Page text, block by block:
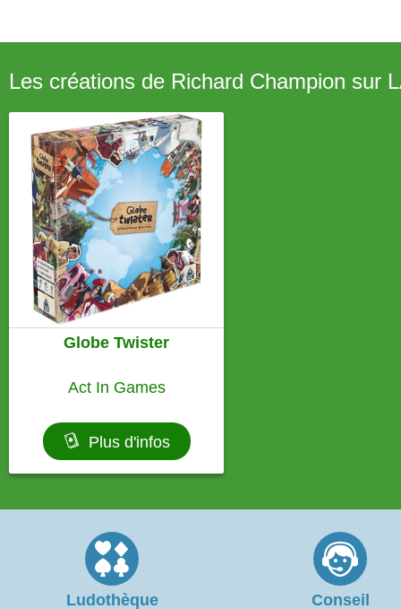
Les créations de Richard Champion sur
Globe Twister
Act In Games
Plus d'infos
Ludothèque Conseil